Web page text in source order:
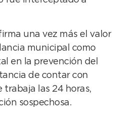
una vez más el valor
municipal como
en la prevención del
de contar con
trabaja las 24 horas,
sospechosa.